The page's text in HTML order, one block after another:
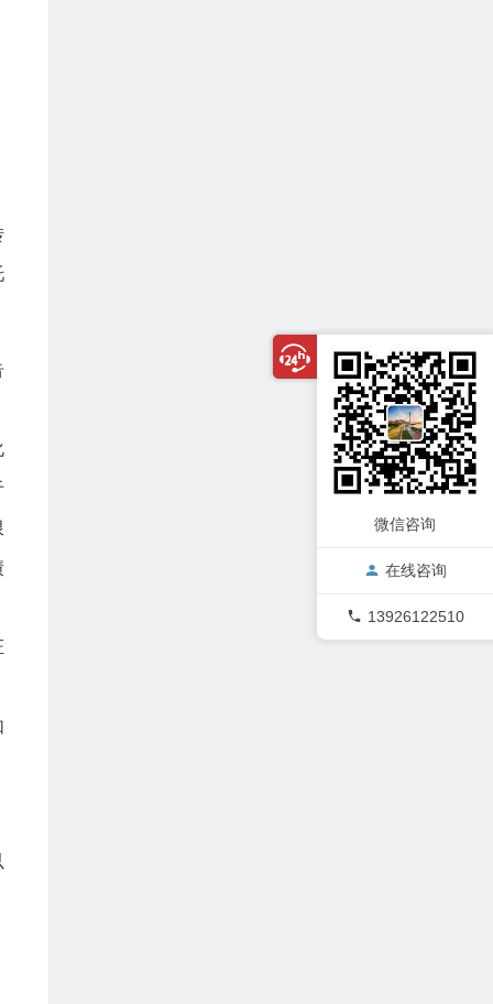
微信咨询
在线咨询
13926122510